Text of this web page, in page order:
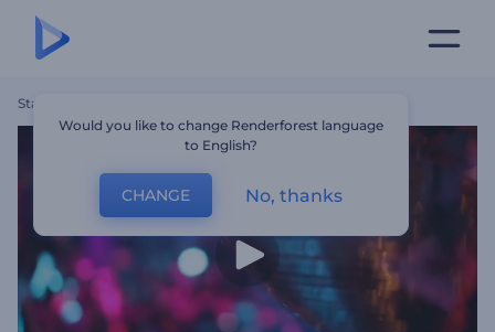
Startseite
Would you like to change Renderforest language
to English?
CHANGE No, thanks